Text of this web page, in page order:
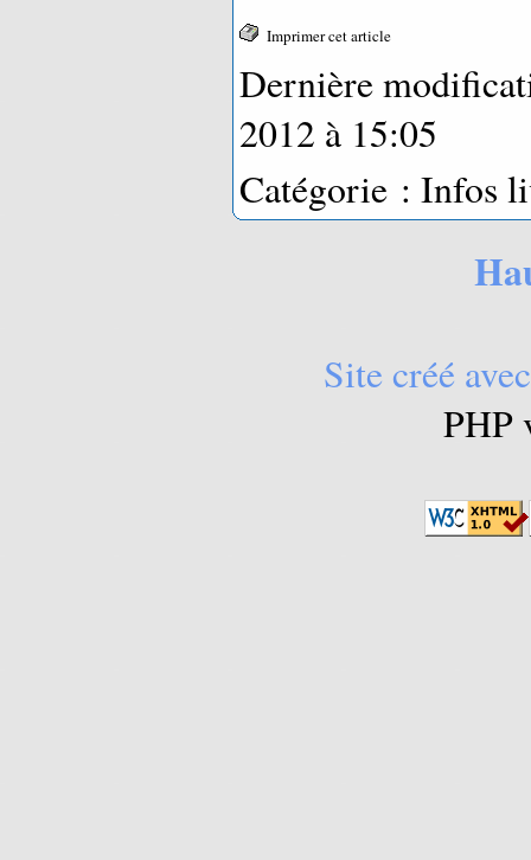
Imprimer cet article
Dernière
2012 à 15:05
Catégorie : Infos
Site créé
PHP